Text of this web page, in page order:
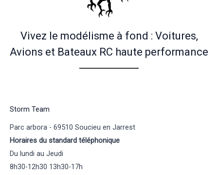
Vivez le modélisme à fond : Voitures,
Avions et Bateaux RC haute performance
Storm Team
Parc arbora - 69510 Soucieu en Jarrest
Horaires du standard téléphonique
Du lundi au Jeudi
8h30-12h30 13h30-17h